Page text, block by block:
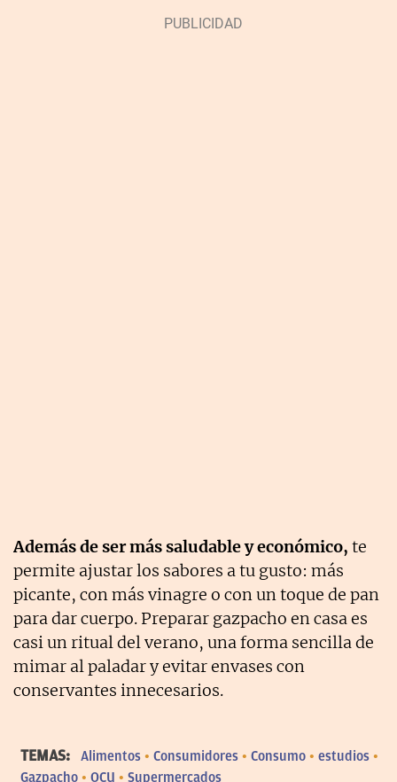
Además de ser más saludable y económico, te
permite ajustar los sabores a tu gusto: más
picante, con más vinagre o con un toque de pan
para dar cuerpo. Preparar gazpacho en casa es
casi un ritual del verano, una forma sencilla de
mimar al paladar y evitar envases con
conservantes innecesarios.
TEMAS: Alimentos Consumidores Consumo
estudios
Gazpacho
OCU Supermercados